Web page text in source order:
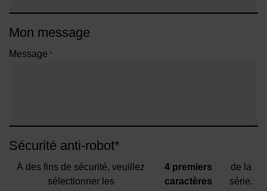
Mon message
Message *
Sécurité anti-robot*
À des fins de sécurité, veuillez
sélectionner les
4 premiers
caractères
de la
série.